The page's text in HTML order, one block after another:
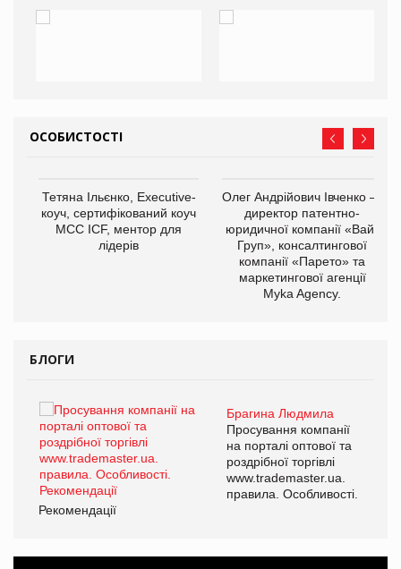
ОСОБИСТОСТІ
Тетяна Ільєнко, Executive-
коуч, сертифікований коуч
МСС ICF, ментор для
лідерів
Олег Андрійович Івченко —
директор патентно-
юридичної компанії «Вайз
Груп», консалтингової
компанії «Парето» та
маркетингової агенції
Myka Agency.
БЛОГИ
Брагина Людмила
Просування компанії
на порталі оптової та
роздрібної торгівлі
www.trademaster.ua.
правила. Особливості.
Рекомендації